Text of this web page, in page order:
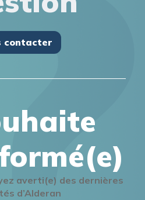
contacter
averti(e) des dernières
d’Alderan